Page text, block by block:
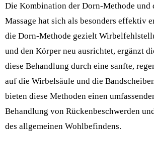
Die Kombination der Dorn-Methode und
Massage hat sich als besonders effektiv
die Dorn-Methode gezielt
und den Körper neu ausrichtet, ergänzt
diese Behandlung durch eine sanfte,
auf die Wirbelsäule und die
bieten diese Methoden einen
Behandlung von Rückenbeschwerden
des allgemeinen Wohlbefindens.